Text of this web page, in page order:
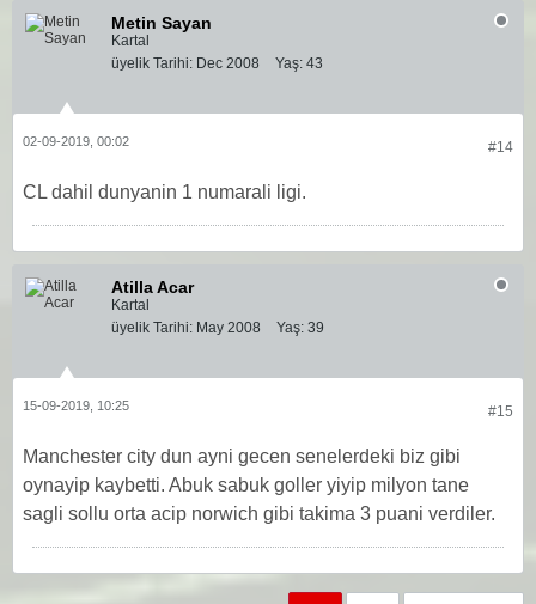
Metin Sayan
Kartal
üyelik Tarihi: Dec 2008 Yaş: 43
#14
02-09-2019, 00:02
CL dahil dunyanin 1 numarali ligi.
Atilla Acar
Kartal
üyelik Tarihi: May 2008 Yaş: 39
#15
15-09-2019, 10:25
Manchester city dun ayni gecen senelerdeki biz gibi
oynayip kaybetti. Abuk sabuk goller yiyip milyon tane
sagli sollu orta acip norwich gibi takima 3 puani verdiler.